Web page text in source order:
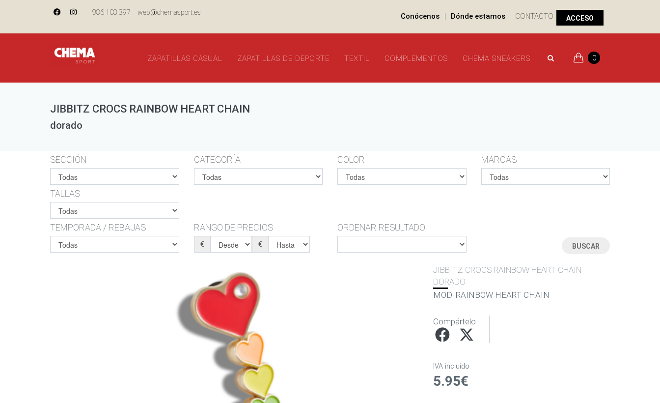
986 103 397 web@chemasport.es Conócenos | Dónde estamos CONTACTO ACCESO
ZAPATILLAS CASUAL ZAPATILLAS DE DEPORTE TEXTIL COMPLEMENTOS CHEMA SNEAKERS 0
JIBBITZ CROCS RAINBOW HEART CHAIN
dorado
SECCIÓN CATEGORÍA COLOR MARCAS
TALLAS
TEMPORADA / REBAJAS RANGO DE PRECIOS
€ €
ORDENAR RESULTADO
JIBBITZ CROCS RAINBOW HEART CHAIN
DORADO
MOD: RAINBOW HEART CHAIN
Compártelo
IVA incluido
5.95€